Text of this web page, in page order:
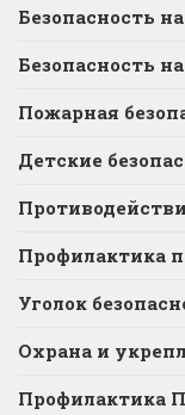
Безопасность
Безопасность
Пожарная
Детские
Профилактика
Уголок
Охрана и
Профилактика